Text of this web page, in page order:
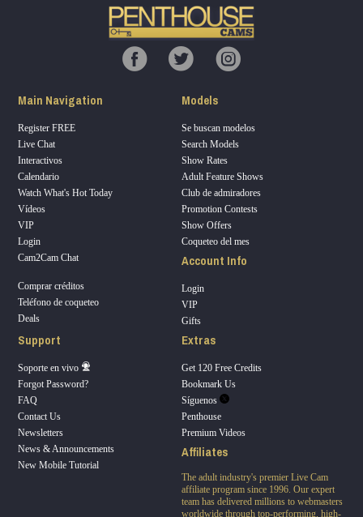
Main Navigation
Register FREE
Live Chat
Interactivos
Calendario
Watch What's Hot Today
Vídeos
VIP
Login
Cam2Cam Chat
Comprar créditos
Teléfono de coqueteo
Deals
Models
Se buscan modelos
Search Models
Show Rates
Adult Feature Shows
Club de admiradores
Promotion Contests
Show Offers
Coqueteo del mes
Account Info
Login
VIP
Gifts
Support
Soporte en vivo
Forgot Password?
FAQ
Contact Us
Newsletters
News & Announcements
New Mobile Tutorial
Extras
Get 120 Free Credits
Bookmark Us
Síguenos
Penthouse
Premium Videos
Affiliates
The adult industry's premier Live Cam
affiliate program since 1996. Our expert
team has delivered millions to webmasters
worldwide through top-performing, high-